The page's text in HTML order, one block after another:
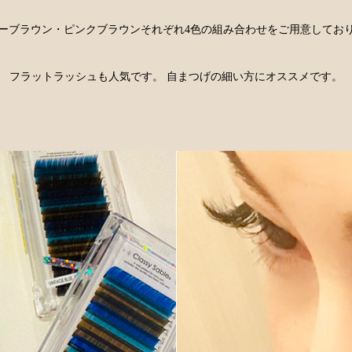
ブラウン・ピンクブラウンそれぞれ4色の組み合わせをご用意してお
フラットラッシュも人気です。 自まつげの細い方にオススメです。